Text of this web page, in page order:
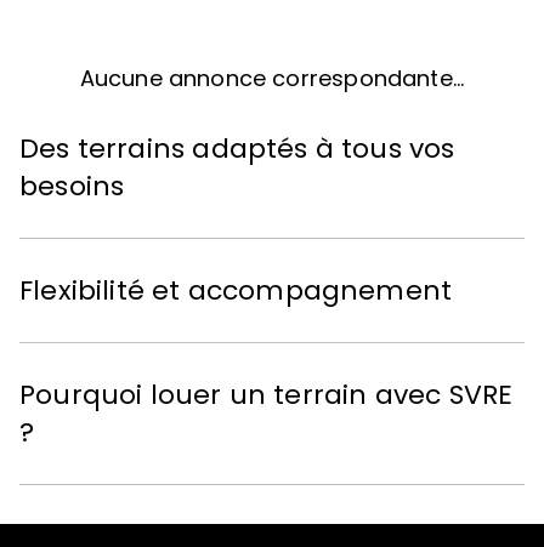
Aucune annonce correspondante...
Des terrains adaptés à tous vos
besoins
Flexibilité et accompagnement
Pourquoi louer un terrain avec SVRE
?